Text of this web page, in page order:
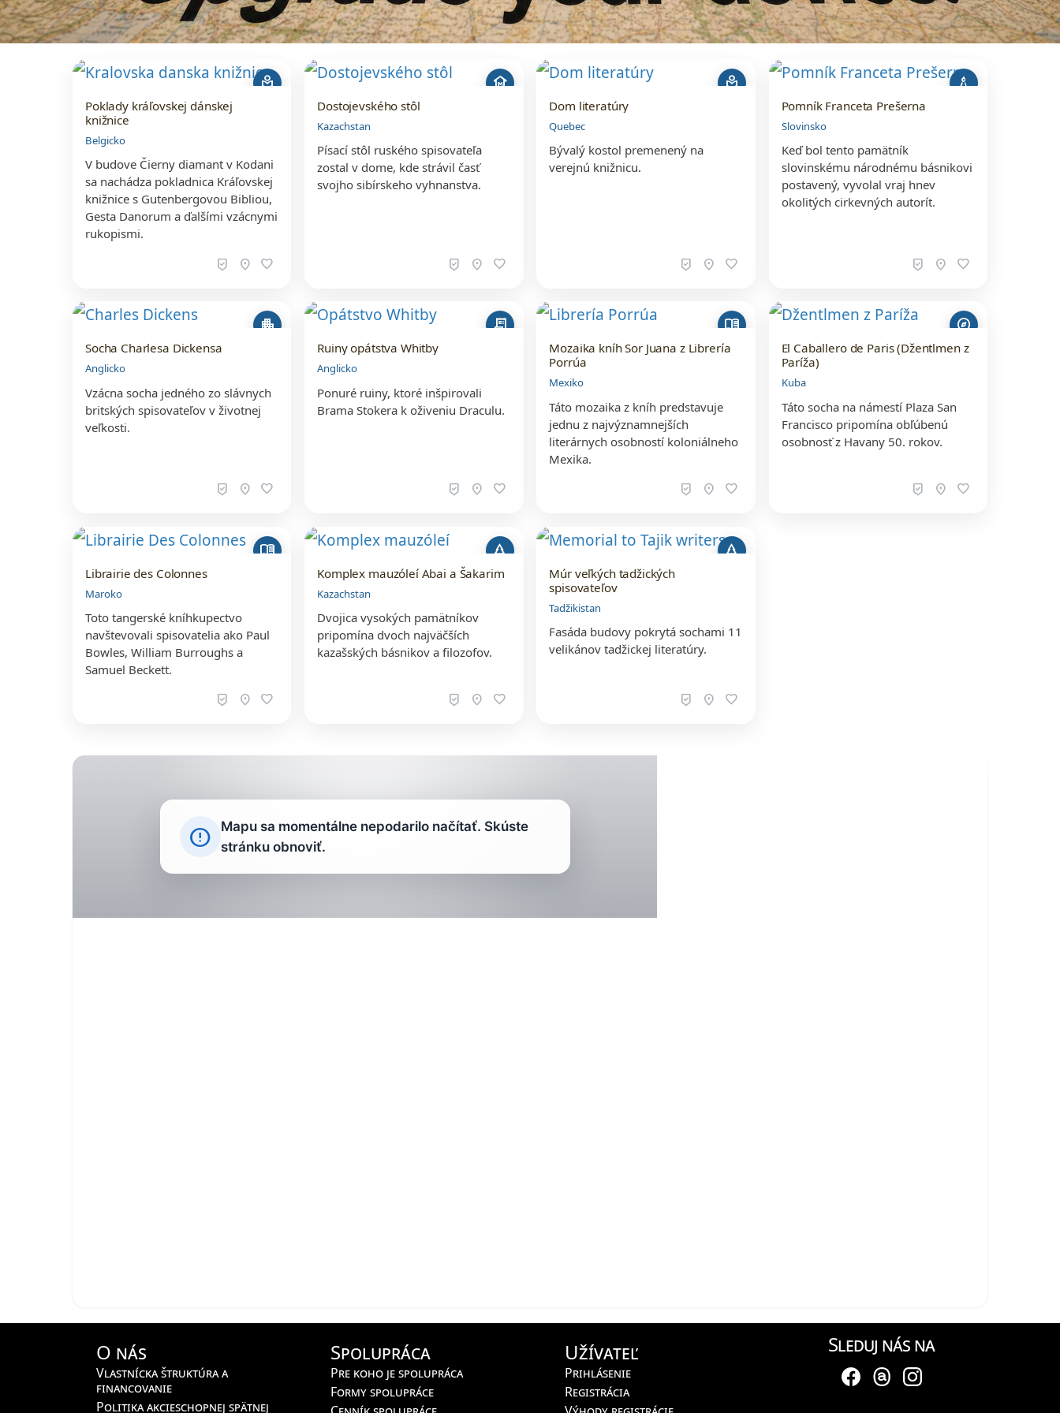
local_library
Poklady kráľovskej dánskej
knižnice
Belgicko
V budove Čierny diamant v Kodani
sa nachádza pokladnica Kráľovskej
knižnice s Gutenbergovou Bibliou,
Gesta Danorum a ďalšími vzácnymi
rukopismi.
beenhere location_on favorite
museum
Dostojevského stôl
Kazachstan
Písací stôl ruského spisovateľa
zostal v dome, kde strávil časť
svojho sibírskeho vyhnanstva.
beenhere location_on favorite
local_library
Dom literatúry
Quebec
Bývalý kostol premenený na
verejnú knižnicu.
beenhere location_on favorite
architecture
Pomník Franceta Prešerna
Slovinsko
Keď bol tento pamätník
slovinskému národnému básnikovi
postavený, vyvolal vraj hnev
okolitých cirkevných autorít.
beenhere location_on favorite
apartment
Socha Charlesa Dickensa
Anglicko
Vzácna socha jedného zo slávnych
britských spisovateľov v životnej
veľkosti.
beenhere location_on favorite
receipt_long
Ruiny opátstva Whitby
Anglicko
Ponuré ruiny, ktoré inšpirovali
Brama Stokera k oživeniu Draculu.
beenhere location_on favorite
menu_book
Mozaika kníh Sor Juana z Librería
Porrúa
Mexiko
Táto mozaika z kníh predstavuje
jednu z najvýznamnejších
literárnych osobností koloniálneho
Mexika.
beenhere location_on favorite
explore
El Caballero de Paris (Džentlmen z
Paríža)
Kuba
Táto socha na námestí Plaza San
Francisco pripomína obľúbenú
osobnosť z Havany 50. rokov.
beenhere location_on favorite
menu_book
Librairie des Colonnes
Maroko
Toto tangerské kníhkupectvo
navštevovali spisovatelia ako Paul
Bowles, William Burroughs a
Samuel Beckett.
beenhere location_on favorite
park
Komplex mauzóleí Abai a Šakarim
Kazachstan
Dvojica vysokých pamätníkov
pripomína dvoch najväčších
kazašských básnikov a filozofov.
beenhere location_on favorite
park
Múr veľkých tadžických
spisovateľov
Tadžikistan
Fasáda budovy pokrytá sochami 11
velikánov tadžickej literatúry.
beenhere location_on favorite
error_outline
Mapu sa momentálne nepodarilo načítať. Skúste
stránku obnoviť.
O nás
Vlastnícka štruktúra a
financovanie
Politika akcieschopnej spätnej
Spolupráca
Pre koho je spolupráca
Formy spolupráce
Užívateľ
Prihlásenie
Registrácia
Sleduj nás na